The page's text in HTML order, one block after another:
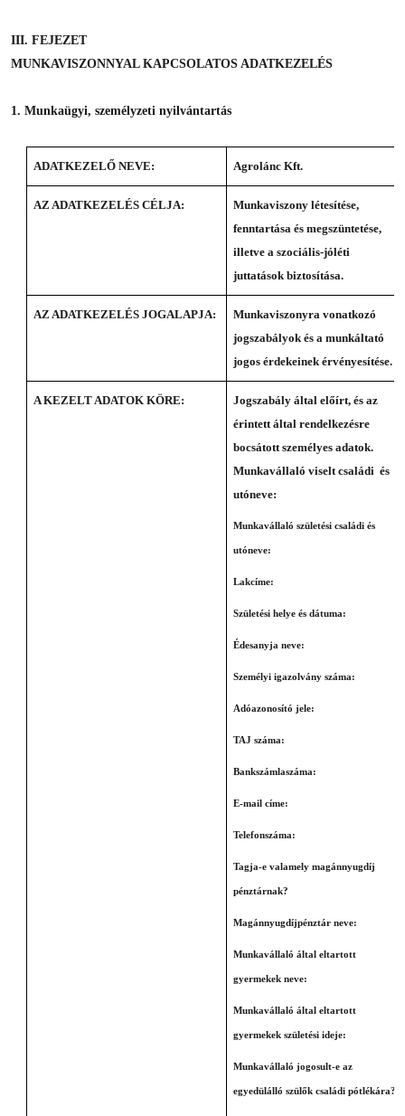
III. FEJEZET
MUNKAVISZONNYAL KAPCSOLATOS ADATKEZELÉS
1. Munkaügyi, személyzeti nyilvántartás
ADATKEZELŐ NEVE: Agrolánc Kft.
AZ ADATKEZELÉS CÉLJA:
Munkaviszony létesítése,
fenntartása és megszüntetése,
illetve a szociális-jóléti
juttatások biztosítása.
AZ ADATKEZELÉS JOGALAPJA:
Munkaviszonyra vonatkozó
jogszabályok és a munkáltató
jogos érdekeinek érvényesítése.
A KEZELT ADATOK KÖRE:
Jogszabály által előírt, és az
érintett által rendelkezésre
bocsátott személyes adatok.
Munkavállaló viselt családi és
utóneve:
Munkavállaló születési családi és
utóneve:
Lakcíme:
Születési helye és dátuma:
Édesanyja neve:
Személyi igazolvány száma:
Adóazonosító jele:
TAJ száma:
Bankszámlaszáma:
E-mail címe:
Telefonszáma:
Tagja-e valamely magánnyugdíj
pénztárnak?
Magánnyugdíjpénztár neve:
Munkavállaló által eltartott
gyermekek neve:
Munkavállaló által eltartott
gyermekek születési ideje:
Munkavállaló jogosult-e az
egyedülálló szülők családi pótlékára?